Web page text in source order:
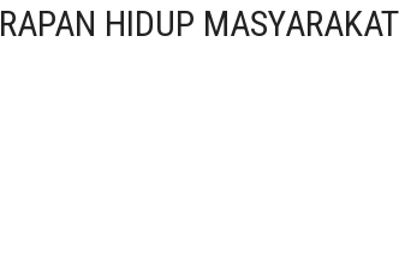
HIDUP MASYARAKAT